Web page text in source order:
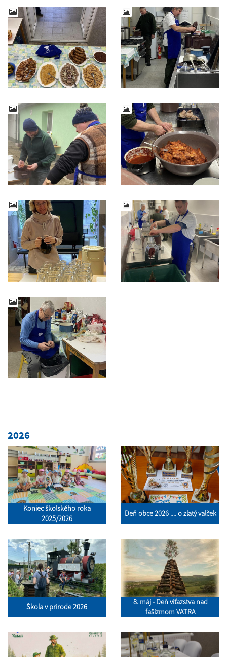
2026
Koniec školského roka
2025/2026
Deň obce 2026 .... o zlatý valček
Škola v prírode 2026
8. máj - Deň víťazstva nad
fašizmom VATRA